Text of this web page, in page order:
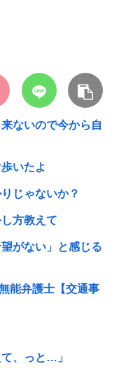
ないので今から自
いたよ
じゃないか？
方教えて
がない」と感じる
能弁護士【交通事
、っと…」